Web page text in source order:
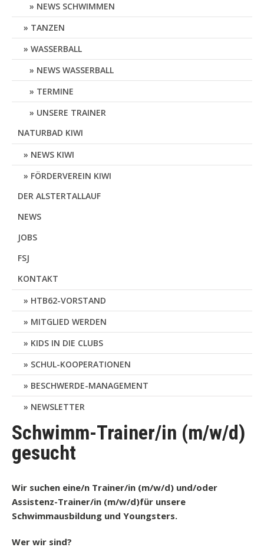
NEWS SCHWIMMEN
TANZEN
WASSERBALL
NEWS WASSERBALL
TERMINE
UNSERE TRAINER
NATURBAD KIWI
NEWS KIWI
FÖRDERVEREIN KIWI
DER ALSTERTALLAUF
NEWS
JOBS
FSJ
KONTAKT
HTB62-VORSTAND
MITGLIED WERDEN
KIDS IN DIE CLUBS
SCHUL-KOOPERATIONEN
BESCHWERDE-MANAGEMENT
NEWSLETTER
Schwimm-Trainer/in (m/w/d)
gesucht
Wir suchen eine/n Trainer/in (m/w/d) und/oder
Assistenz-Trainer/in (m/w/d)für unsere
Schwimmausbildung und Youngsters.
Wer wir sind?